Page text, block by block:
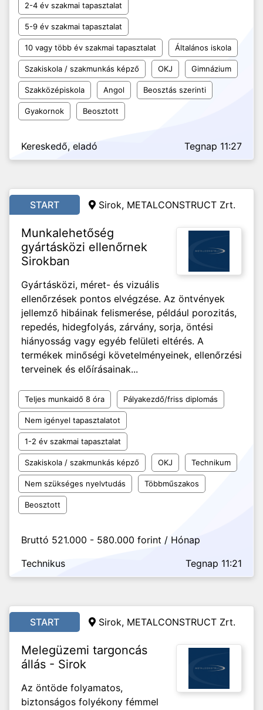
2-4 év szakmai tapasztalat
5-9 év szakmai tapasztalat
10 vagy több év szakmai tapasztalat Általános iskola
Szakiskola / szakmunkás képző OKJ Gimnázium
Szakközépiskola Angol Beosztás szerinti
Gyakornok Beosztott
Kereskedő, eladó Tegnap 11:27
START Sirok, METALCONSTRUCT Zrt.
Munkalehetőség
gyártásközi ellenőrnek
Sirokban
Gyártásközi, méret- és vizuális
ellenőrzések pontos elvégzése. Az öntvények
jellemző hibáinak felismerése, például porozitás,
repedés, hidegfolyás, zárvány, sorja, öntési
hiányosság vagy egyéb felületi eltérés. A
termékek minőségi követelményeinek, ellenőrzési
terveinek és előírásainak...
Teljes munkaidő 8 óra Pályakezdő/friss diplomás
Nem igényel tapasztalatot
1-2 év szakmai tapasztalat
Szakiskola / szakmunkás képző OKJ Technikum
Nem szükséges nyelvtudás Többműszakos
Beosztott
Bruttó 521.000 - 580.000 forint / Hónap
Technikus
Tegnap 11:21
START Sirok, METALCONSTRUCT Zrt.
Melegüzemi targoncás
állás - Sirok
Az öntöde folyamatos,
biztonságos folyékony fémmel